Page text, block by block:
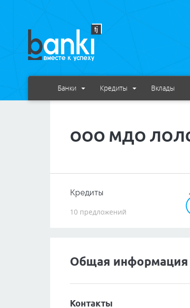
Банки Кредиты Вклады
ООО МДО ЛОЛС
Кредиты
10 предложений
Общая информация
Контакты